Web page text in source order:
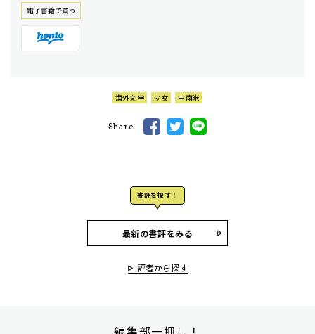
電⼦書籍で買う
海外文学 少女 中南米
Share
書評を探す！
最新の書評をみる
評者から探す